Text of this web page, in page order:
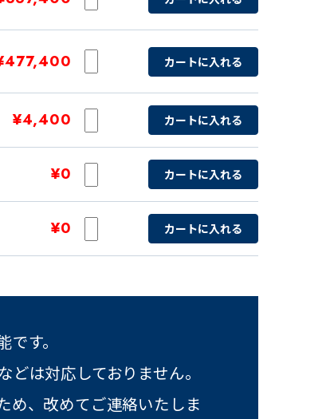
カートに入れる
¥4,400 カートに入れる
¥0 カートに入れる
¥0 カートに入れる
す。
は対応しておりません。
め、改めてご連絡いたしま